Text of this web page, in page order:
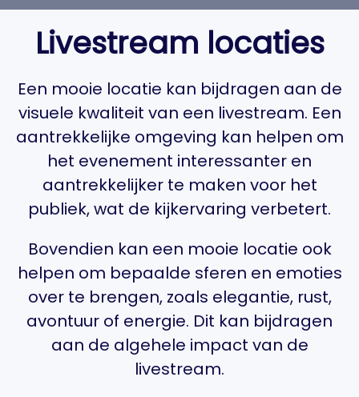
Livestream locaties
Een mooie locatie kan bijdragen aan de
visuele kwaliteit van een livestream. Een
aantrekkelijke omgeving kan helpen om
het evenement interessanter en
aantrekkelijker te maken voor het
publiek, wat de kijkervaring verbetert.
Bovendien kan een mooie locatie ook
helpen om bepaalde sferen en emoties
over te brengen, zoals elegantie, rust,
avontuur of energie. Dit kan bijdragen
aan de algehele impact van de
livestream.